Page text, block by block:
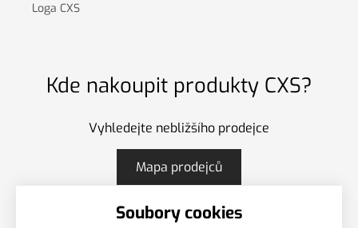
Kde nakoupit produkty CXS?
Vyhledejte nebližšího prodejce
Mapa prodejců
Loga CXS
Soubory cookies